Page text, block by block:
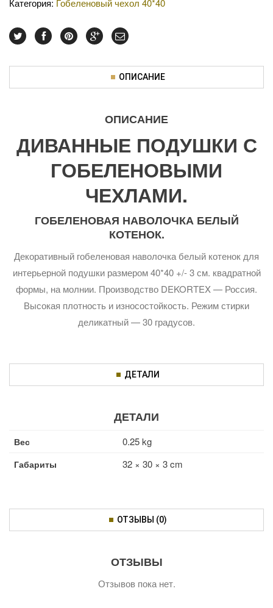
Категория: Гобеленовый чехол 40*40
ОПИСАНИЕ
ОПИСАНИЕ
ДИВАННЫЕ ПОДУШКИ С
ГОБЕЛЕНОВЫМИ
ЧЕХЛАМИ.
ГОБЕЛЕНОВАЯ НАВОЛОЧКА БЕЛЫЙ
КОТЕНОК.
Декоративный гобеленовая наволочка белый котенок для
интерьерной подушки размером 40*40 +/- 3 см. квадратной
формы, на молнии. Производство DEKORTEX — Россия.
Высокая плотность и износостойкость. Режим стирки
деликатный — 30 градусов.
ДЕТАЛИ
ДЕТАЛИ
Вес 0.25 kg
Габариты 32 × 30 × 3 cm
ОТЗЫВЫ (0)
ОТЗЫВЫ
Отзывов пока нет.